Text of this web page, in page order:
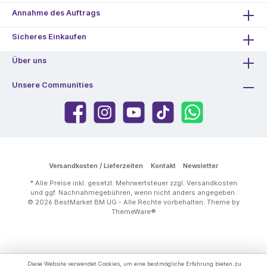
Annahme des Auftrags
Sicheres Einkaufen
Über uns
Unsere Communities
Versandkosten / Lieferzeiten Kontakt Newsletter
* Alle Preise inkl. gesetzl. Mehrwertsteuer zzgl. Versandkosten
und ggf. Nachnahmegebühren, wenn nicht anders angegeben.
© 2026 BestMarket BM UG - Alle Rechte vorbehalten. Theme by
ThemeWare®
Diese Website verwendet Cookies, um eine bestmögliche Erfahrung bieten zu